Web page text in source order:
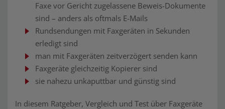
Faxe vor Gericht zugelassene Beweis-Dokumente
sind – anders als oftmals E-Mails
Rundsendungen mit Faxgeräten in Sekunden
erledigt sind
man mit Faxgeräten zeitverzögert senden kann
Faxgeräte gleichzeitig Kopierer sind
sie nahezu unkaputtbar und günstig sind
In diesem Ratgeber, Vergleich und Test über Faxgeräte